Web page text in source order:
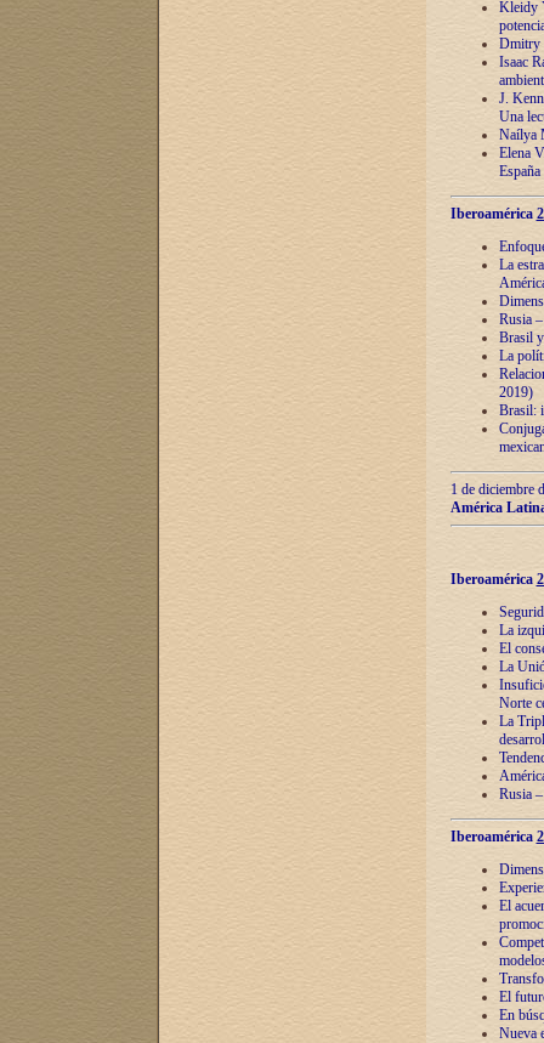
Kleidy
Dmitry
Isaac
J.
Una
Naílya
Elena
España
Iberoamérica
La
Rusia
Brasil
La
2019)
Brasil:
1 de diciembre
América
Iberoamérica
La
El
La
Norte
La
Rusia
Iberoamérica
El
El
En
Nueva